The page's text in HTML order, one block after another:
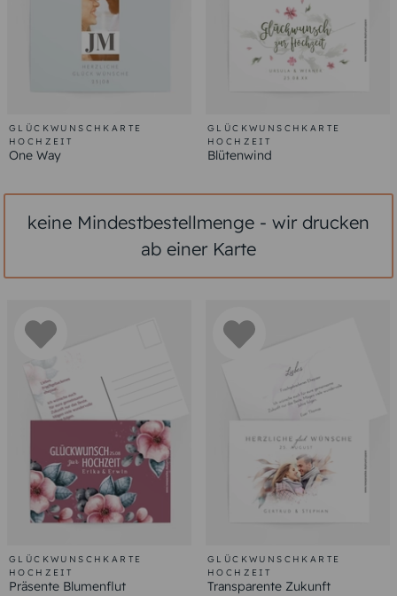
GLÜCKWUNSCHKARTE
HOCHZEIT
One Way
GLÜCKWUNSCHKARTE
HOCHZEIT
Blütenwind
keine Mindestbestellmenge - wir drucken
ab einer Karte
GLÜCKWUNSCHKARTE
HOCHZEIT
Präsente Blumenflut
GLÜCKWUNSCHKARTE
HOCHZEIT
Transparente Zukunft